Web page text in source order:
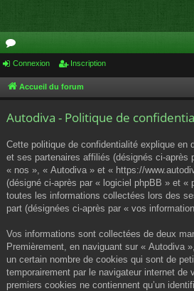
or
u
Connexion Inscription
Accueil du forum
Autodiva - Politique de
Cette politique de confidentialité explique en
et ses partenaires affiliés (désignés ci-après
« nos », « Autodiva » et « https://
(désigné ci-après par « logiciel phpBB » et «
toutes les informations collectées lors des
part (désignées ci-après par « vos
Vos informations sont collectées de deux
Premièrement, en naviguant sur « Autodiva
un certain nombre de cookies qui sont de
temporairement par le navigateur internet de
premiers cookies ne contiennent qu’un